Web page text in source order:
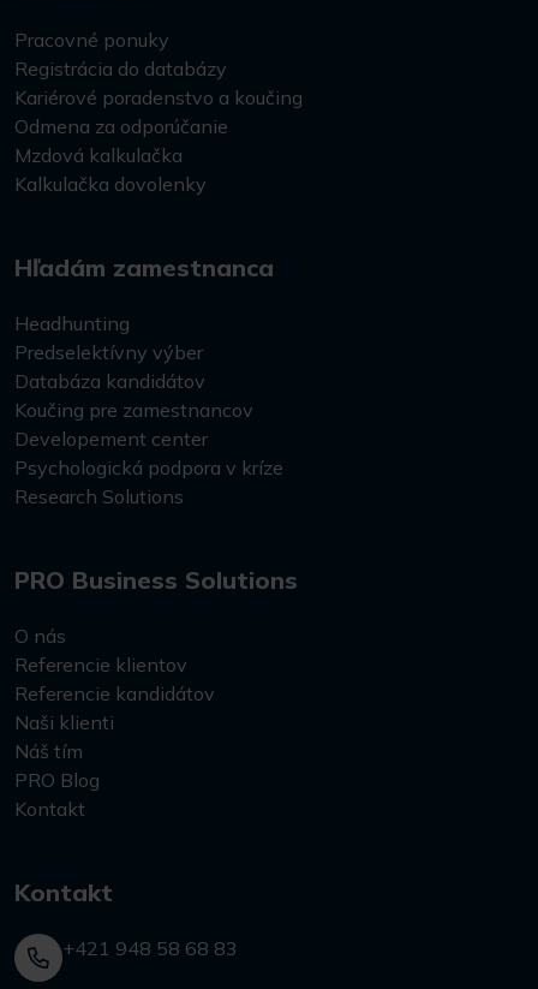
Pracovné ponuky
Registrácia do databázy
Kariérové poradenstvo a koučing
Odmena za odporúčanie
Mzdová kalkulačka
Kalkulačka dovolenky
Hľadám zamestnanca
Headhunting
Predselektívny výber
Databáza kandidátov
Koučing pre zamestnancov
Developement center
Psychologická podpora v kríze
Research Solutions
PRO Business Solutions
O nás
Referencie klientov
Referencie kandidátov
Naši klienti
Náš tím
PRO Blog
Kontakt
Kontakt
+421 948 58 68 83